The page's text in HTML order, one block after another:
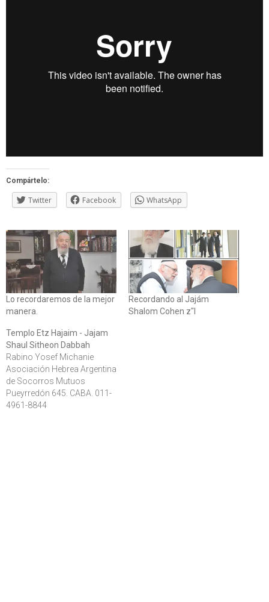
Compártelo:
Twitter Facebook WhatsApp
Lo recordaremos de la mejor
manera.
Recordando al Jajám
Shalom Cohen z"l
Templo Etz Hajaim - Jajam
Shaul Sitheon Dabbah
Rabino Yosef Michanie
Asociación Hebrea Argentina
de Socorros Mutuos
Pueyrredón 645. CABA. 011-
4961-8844